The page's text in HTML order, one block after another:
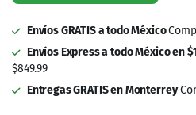
Envíos GRATIS a todo México
Envíos Express a todo México en
$849.99
Entregas GRATIS en Monterrey